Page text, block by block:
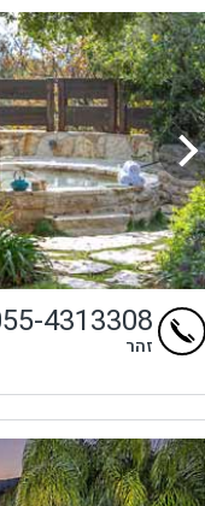
4313308
זהר